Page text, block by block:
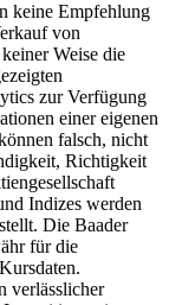
keine Empfehlung
von
Weise die
zur Verfügung
einer eigenen
falsch, nicht
Richtigkeit
Indizes werden
Die Baader
für die
verlässlicher